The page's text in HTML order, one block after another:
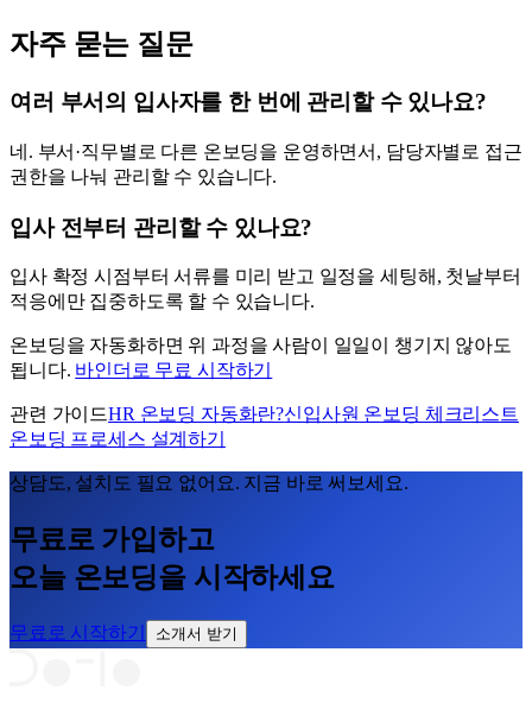
자주 묻는 질문
여러 부서의 입사자를 한 번에 관리할 수 있나요?
네. 부서·직무별로 다른 온보딩을 운영하면서, 담당자별로 접근
권한을 나눠 관리할 수 있습니다.
입사 전부터 관리할 수 있나요?
입사 확정 시점부터 서류를 미리 받고 일정을 세팅해, 첫날부터
적응에만 집중하도록 할 수 있습니다.
온보딩을 자동화하면 위 과정을 사람이 일일이 챙기지 않아도
됩니다. 바인더로 무료 시작하기
관련 가이드HR 온보딩 자동화란?신입사원 온보딩 체크리스트
온보딩 프로세스 설계하기
상담도, 설치도 필요 없어요. 지금 바로 써보세요.
무료로 가입하고
오늘 온보딩을 시작하세요
무료로 시작하기 소개서 받기